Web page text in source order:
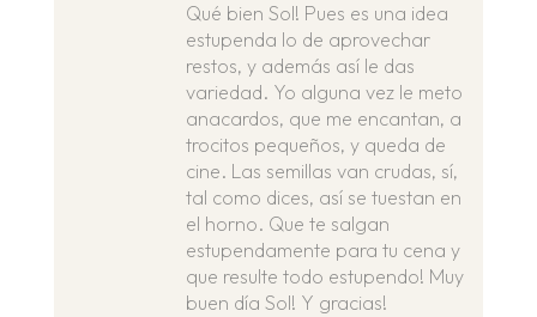
Qué bien Sol! Pues es una idea
estupenda lo de aprovechar
restos, y además así le das
variedad. Yo alguna vez le meto
anacardos, que me encantan, a
trocitos pequeños, y queda de
cine. Las semillas van crudas, sí,
tal como dices, así se tuestan en
el horno. Que te salgan
estupendamente para tu cena y
que resulte todo estupendo! Muy
buen día Sol! Y gracias!